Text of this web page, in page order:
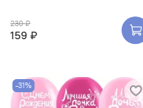
230 ₽
159 ₽
-31%